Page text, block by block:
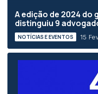
A edição de 2024 do
distinguiu 9
NOTÍCIAS E EVENTOS 15